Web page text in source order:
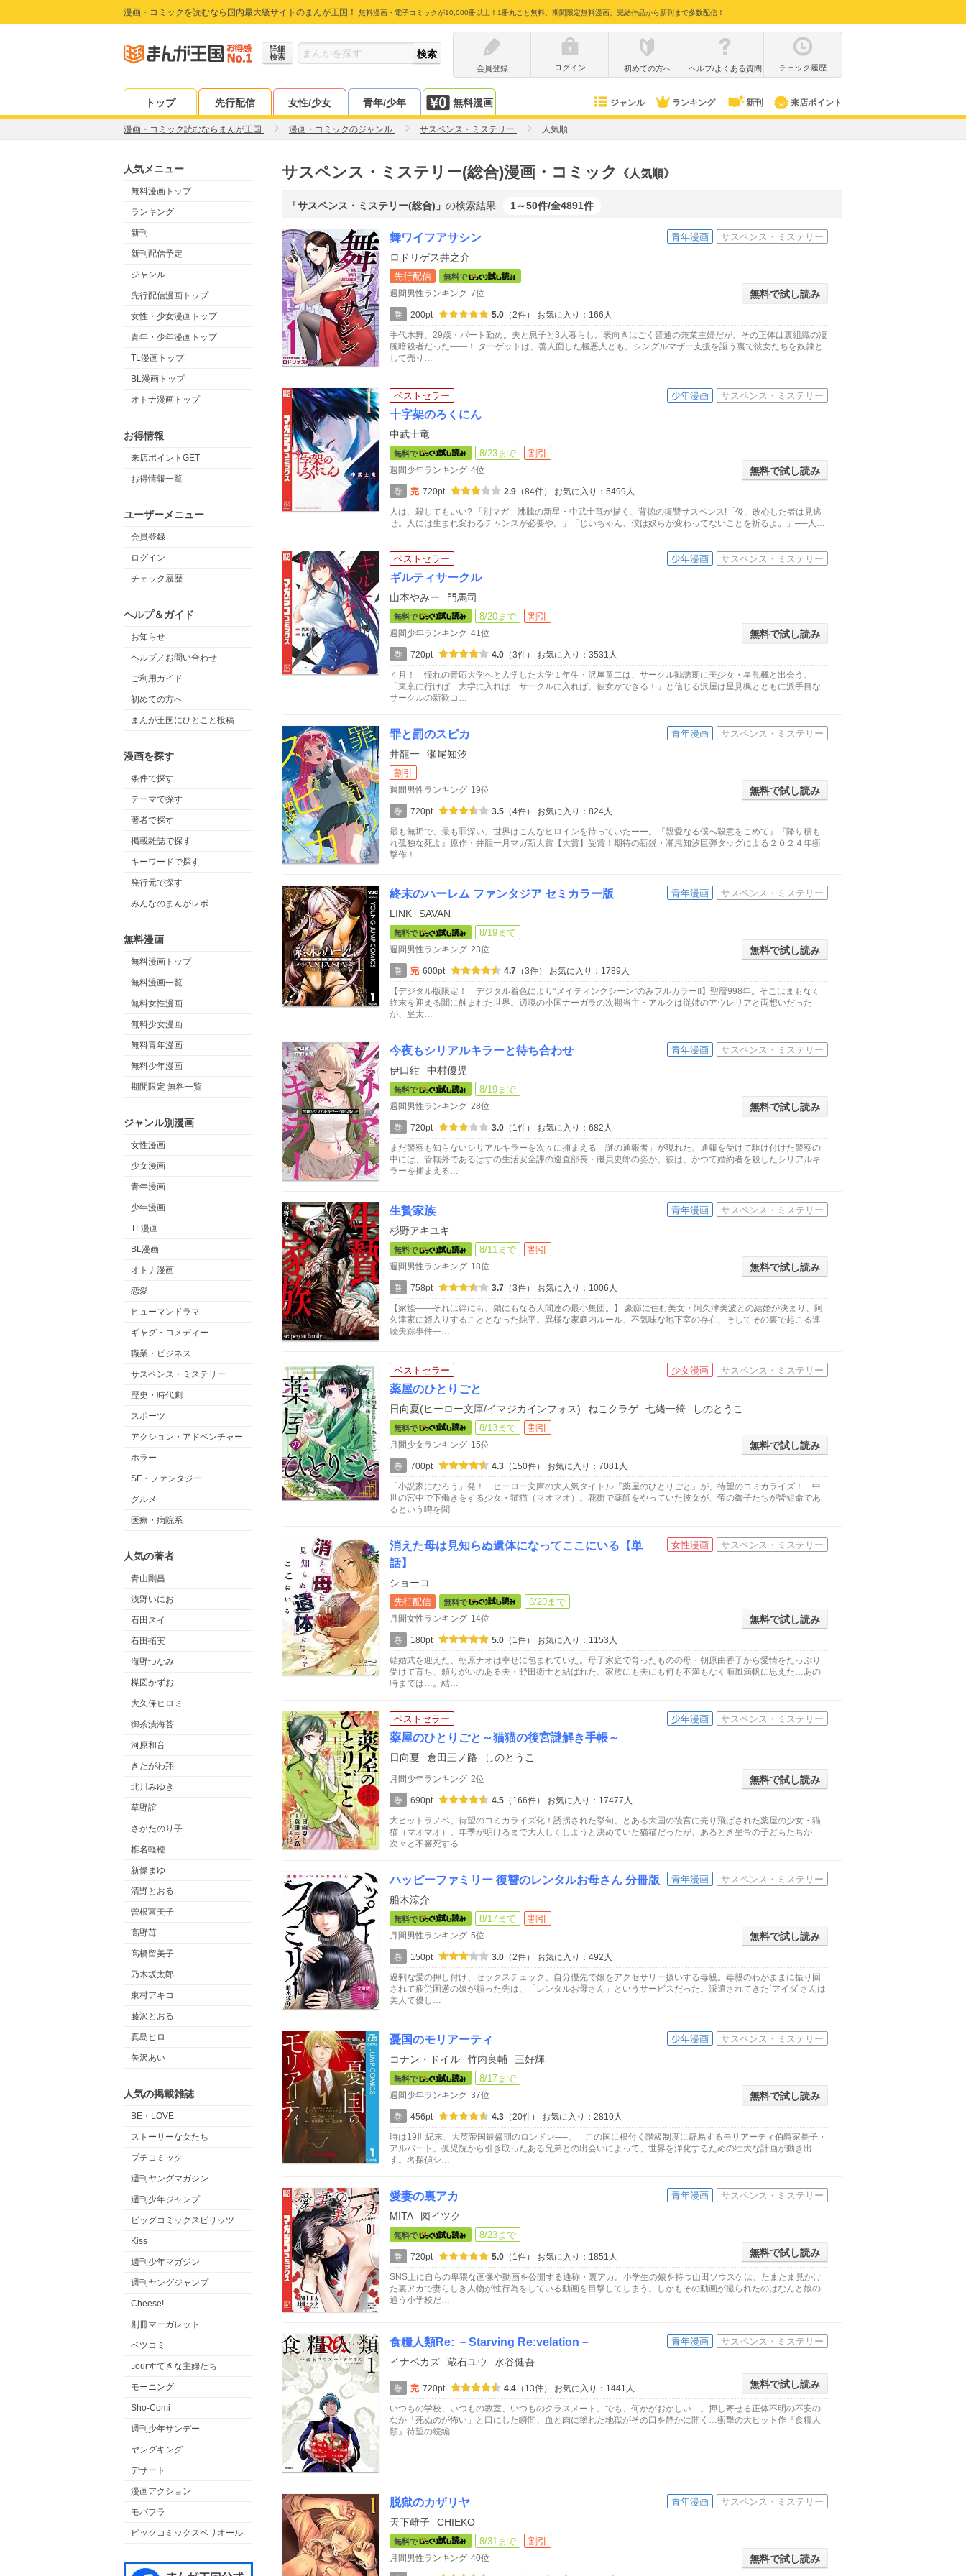
漫画・コミックを読むなら国内最大級サイトのまんが王国！ 無料漫画・電子コミックが10,000冊以上！1冊丸ごと無料、期間限定無料漫画、完結作品から新刊まで多数配信！
詳細
検索
会員登録
ログイン 初めての方へ ヘルプ/よくある質問 チェック履歴
トップ 先行配信 女性/少女 青年/少年 無料漫画 ジャンル ランキング 新刊 来店ポイント
漫画・コミック読むならまんが王国 漫画・コミックのジャンル サスペンス・ミステリー 人気順
人気メニュー
無料漫画トップ
ランキング
新刊
新刊配信予定
ジャンル
先行配信漫画トップ
女性・少女漫画トップ
青年・少年漫画トップ
TL漫画トップ
BL漫画トップ
オトナ漫画トップ
お得情報
来店ポイントGET
お得情報一覧
ユーザーメニュー
会員登録
ログイン
チェック履歴
ヘルプ＆ガイド
お知らせ
ヘルプ／お問い合わせ
ご利用ガイド
初めての方へ
まんが王国にひとこと投稿
漫画を探す
条件で探す
テーマで探す
著者で探す
掲載雑誌で探す
キーワードで探す
発行元で探す
みんなのまんがレポ
無料漫画
無料漫画トップ
無料漫画一覧
無料女性漫画
無料少女漫画
無料青年漫画
無料少年漫画
期間限定 無料一覧
ジャンル別漫画
女性漫画
少女漫画
青年漫画
少年漫画
TL漫画
BL漫画
オトナ漫画
恋愛
ヒューマンドラマ
ギャグ・コメディー
職業・ビジネス
サスペンス・ミステリー
歴史・時代劇
スポーツ
アクション・アドベンチャー
ホラー
SF・ファンタジー
グルメ
医療・病院系
人気の著者
青山剛昌
浅野いにお
石田スイ
石田拓実
海野つなみ
楳図かずお
大久保ヒロミ
御茶漬海苔
河原和音
きたがわ翔
北川みゆき
草野誼
さかたのり子
椎名軽穂
新條まゆ
清野とおる
曽根富美子
高野苺
高橋留美子
乃木坂太郎
東村アキコ
藤沢とおる
真島ヒロ
矢沢あい
人気の掲載雑誌
BE・LOVE
ストーリーな女たち
プチコミック
週刊ヤングマガジン
週刊少年ジャンプ
ビッグコミックスピリッツ
Kiss
週刊少年マガジン
週刊ヤングジャンプ
Cheese!
別冊マーガレット
ベツコミ
Jourすてきな主婦たち
モーニング
Sho-Comi
週刊少年サンデー
ヤングキング
デザート
漫画アクション
モバフラ
ビックコミックスペリオール
サスペンス・ミステリー(総合)漫画・コミック 《人気順》
「サスペンス・ミステリー(総合)」 の検索結果 1～50件/全4891件
青年漫画 サスペンス・ミステリー
舞ワイフアサシン
ロドリゲス井之介
先行配信 無料で
無料で試し読み
週間男性ランキング 7位
巻 200pt 5.0 （2件）
お気に入り：166人
手代木舞、29歳・パート勤め。夫と息子と3人暮らし。表向きはごく普通の兼業主婦だが、その正体は裏組織の凄
腕暗殺者だった――！ ターゲットは、善人面した極悪人ども。シングルマザー支援を謳う裏で彼女たちを奴隷と
して売り…
少年漫画 サスペンス・ミステリー
ベストセラー
十字架のろくにん
中武士竜
無料で 8/23まで 割引
無料で試し読み
週間少年ランキング 4位
巻 完 720pt 2.9 （84件）
お気に入り：5499人
人は、殺してもいい? 「別マガ」沸騰の新星・中武士竜が描く、背徳の復讐サスペンス!「俊、改心した者は見逃
せ。人には生まれ変わるチャンスが必要や。」「じいちゃん、僕は奴らが変わってないことを祈るよ。」──人…
少年漫画 サスペンス・ミステリー
ベストセラー
ギルティサークル
山本やみー 門馬司
無料で 8/20まで 割引
無料で試し読み
週間少年ランキング 41位
巻 720pt 4.0 （3件）
お気に入り：3531人
４月！ 憧れの青応大学へと入学した大学１年生・沢屋童二は、サークル勧誘期に美少女・星見楓と出会う。
「東京に行けば…大学に入れば…サークルに入れば、彼女ができる！」と信じる沢屋は星見楓とともに派手目な
サークルの新歓コ…
青年漫画 サスペンス・ミステリー
罪と罰のスピカ
井龍一 瀬尾知汐
割引
無料で試し読み
週間男性ランキング 19位
巻 720pt 3.5 （4件）
お気に入り：824人
最も無垢で、最も罪深い。世界はこんなヒロインを待っていたーー。『親愛なる僕へ殺意をこめて』『降り積も
れ孤独な死よ』原作・井龍一月マガ新人賞【大賞】受賞！期待の新鋭・瀬尾知汐巨弾タッグによる２０２４年衝
撃作！ …
青年漫画 サスペンス・ミステリー
終末のハーレム ファンタジア セミカラー版
LINK SAVAN
無料で 8/19まで
無料で試し読み
週間男性ランキング 23位
巻 完 600pt 4.7 （3件）
お気に入り：1789人
【デジタル版限定！ デジタル着色により“メイティングシーン”のみフルカラー!!】聖暦998年。そこはまもなく
終末を迎える闇に蝕まれた世界。辺境の小国ナーガラの次期当主・アルクは従姉のアウレリアと両想いだった
が、皇太…
青年漫画 サスペンス・ミステリー
今夜もシリアルキラーと待ち合わせ
伊口紺 中村優児
無料で 8/19まで
無料で試し読み
週間男性ランキング 28位
巻 720pt 3.0 （1件）
お気に入り：682人
まだ警察も知らないシリアルキラーを次々に捕まえる「謎の通報者」が現れた。通報を受けて駆け付けた警察の
中には、管轄外であるはずの生活安全課の巡査部長・磯貝史郎の姿が。彼は、かつて婚約者を殺したシリアルキ
ラーを捕まえる…
青年漫画 サスペンス・ミステリー
生贄家族
杉野アキユキ
無料で 8/11まで 割引
無料で試し読み
週間男性ランキング 18位
巻 758pt 3.7 （3件）
お気に入り：1006人
【家族――それは絆にも、鎖にもなる人間達の最小集団。】 豪邸に住む美女・阿久津美波との結婚が決まり、阿
久津家に婿入りすることとなった純平。異様な家庭内ルール、不気味な地下室の存在、そしてその裏で起こる連
続失踪事件―…
少女漫画 サスペンス・ミステリー
ベストセラー
薬屋のひとりごと
日向夏(ヒーロー文庫/イマジカインフォス) ねこクラゲ 七緒一綺 しのとうこ
無料で 8/13まで 割引
無料で試し読み
月間少女ランキング 15位
巻 700pt 4.3 （150件）
お気に入り：7081人
「小説家になろう」発！ ヒーロー文庫の大人気タイトル『薬屋のひとりごと』が、待望のコミカライズ！ 中
世の宮中で下働きをする少女・猫猫（マオマオ）。花街で薬師をやっていた彼女が、帝の御子たちが皆短命であ
るという噂を聞…
女性漫画 サスペンス・ミステリー
消えた母は見知らぬ遺体になってここにいる【単
話】
ショーコ
先行配信 無料で 8/20まで
無料で試し読み
月間女性ランキング 14位
巻 180pt 5.0 （1件）
お気に入り：1153人
結婚式を迎えた、朝原ナオは幸せに包まれていた。母子家庭で育ったものの母・朝原由香子から愛情をたっぷり
受けて育ち、頼りがいのある夫・野田衛士と結ばれた。家族にも夫にも何も不満もなく順風満帆に思えた…あの
時までは…。結…
少年漫画 サスペンス・ミステリー
ベストセラー
薬屋のひとりごと～猫猫の後宮謎解き手帳～
日向夏 倉田三ノ路
しのとうこ
無料で試し読み
月間少年ランキング 2位
巻 690pt 4.5 （166件）
お気に入り：17477人
大ヒットラノベ、待望のコミカライズ化！誘拐された挙句、とある大国の後宮に売り飛ばされた薬屋の少女・猫
猫（マオマオ）。年季が明けるまで大人しくしようと決めていた猫猫だったが、あるとき皇帝の子どもたちが
次々と不審死する…
青年漫画 サスペンス・ミステリー
ハッピーファミリー 復讐のレンタルお母さん 分冊版
船木涼介
無料で 8/17まで 割引
無料で試し読み
月間男性ランキング 5位
巻 150pt 3.0 （2件）
お気に入り：492人
過剰な愛の押し付け、セックスチェック、自分優先で娘をアクセサリー扱いする毒親。毒親のわがままに振り回
されて疲労困憊の娘が頼った先は、「レンタルお母さん」というサービスだった。派遣されてきた`アイダ’さんは
美人で優し…
少年漫画 サスペンス・ミステリー
憂国のモリアーティ
コナン・ドイル 竹内良輔 三好輝
無料で 8/17まで
無料で試し読み
週間少年ランキング 37位
巻 456pt 4.3 （20件）
お気に入り：2810人
時は19世紀末、大英帝国最盛期のロンドン──。 この国に根付く階級制度に辟易するモリアーティ伯爵家長子・
アルバート。孤児院から引き取ったある兄弟との出会いによって、世界を浄化するための壮大な計画が動き出
す。名探偵シ…
青年漫画 サスペンス・ミステリー
愛妻の裏アカ
MITA 図イツク
無料で 8/23まで
無料で試し読み
巻 720pt 5.0 （1件）
お気に入り：1851人
SNS上に自らの卑猥な画像や動画を公開する通称・裏アカ。小学生の娘を持つ山田ソウスケは、たまたま見かけ
た裏アカで妻らしき人物が性行為をしている動画を目撃してしまう。しかもその動画が撮られたのはなんと娘の
通う小学校だ…
青年漫画 サスペンス・ミステリー
食糧人類Re: －Starving Re:velation－
イナベカズ 蔵石ユウ
水谷健吾
無料で試し読み
巻 完 720pt 4.4 （13件）
お気に入り：1441人
いつもの学校、いつもの教室、いつものクラスメート。でも、何かがおかしい…。押し寄せる正体不明の不安の
なか「死ぬのが怖い」と口にした瞬間、血と肉に塗れた地獄がその口を静かに開く…衝撃の大ヒット作『食糧人
類』待望の続編…
青年漫画 サスペンス・ミステリー
脱獄のカザリヤ
天下雌子 CHIEKO
無料で 8/31まで 割引
無料で試し読み
月間男性ランキング 40位